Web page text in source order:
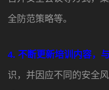
全防范策略等。
4. 不断更新培训内容，与
识，并因应不同的安全